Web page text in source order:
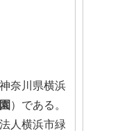
奈川県横浜
）である。
人横浜市緑